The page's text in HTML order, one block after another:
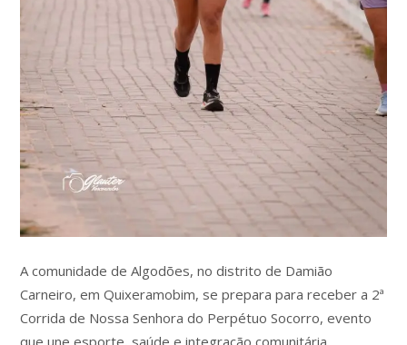
A comunidade de Algodões, no distrito de Damião
Carneiro, em Quixeramobim, se prepara para receber a 2ª
Corrida de Nossa Senhora do Perpétuo Socorro, evento